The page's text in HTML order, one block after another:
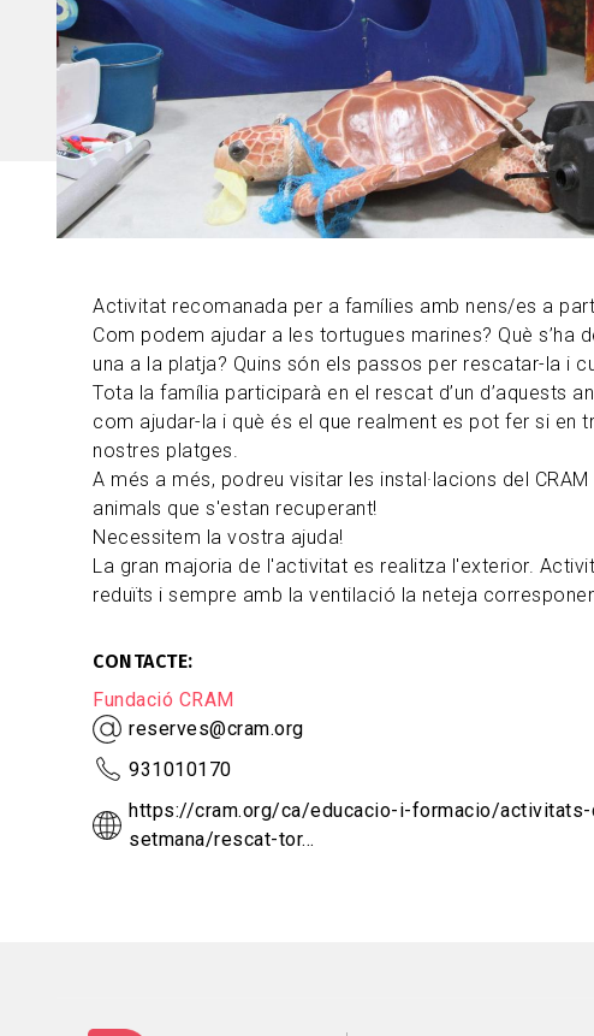
Activitat recomanada per a famílies amb nens/es a
Com podem ajudar a les tortugues marines? Què s’ha
una a la platja? Quins són els passos per rescatar-la i
Tota la família participarà en el rescat d’un d’aquests
com ajudar-la i què és el que realment es pot fer si en
nostres platges.
A més a més, podreu visitar les instal·lacions del
animals que s'estan recuperant!
Necessitem la vostra ajuda!
La gran majoria de l'activitat es realitza l'exterior.
reduïts i sempre amb la ventilació la neteja
CONTACTE
Fundació CRAM
reserves@cram.org
931010170
https://cram.org/ca/educacio-i-formacio/
setmana/rescat-tor…